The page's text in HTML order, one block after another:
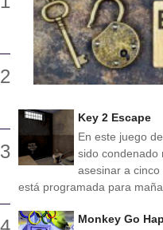
Key 2 Escape
En este juego
sido condenado
asesinar a
está programada para
Monkey Go